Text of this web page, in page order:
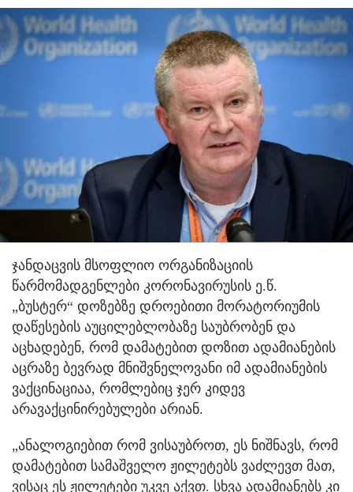
ჯანდაცვის მსოფლიო ორგანიზაციის
წარმომადგენლები კორონავირუსის ე.წ.
„ბუსტერ“ დოზებზე დროებითი მორატორიუმის
დაწესების აუცილებლობაზე საუბრობენ და
აცხადებენ, რომ დამატებით დოზით ადამიანების
აცრაზე ბევრად მნიშვნელოვანი იმ ადამიანების
ვაქცინაციაა, რომლებიც ჯერ კიდევ
არავაქცინირებულები არიან.
„ანალოგიებით რომ ვისაუბროთ, ეს ნიშნავს, რომ
დამატებით სამაშველო ჟილეტებს ვაძლევთ მათ,
ვისაც ეს ჟილეტები უკვე აქვთ. სხვა ადამიანებს კი